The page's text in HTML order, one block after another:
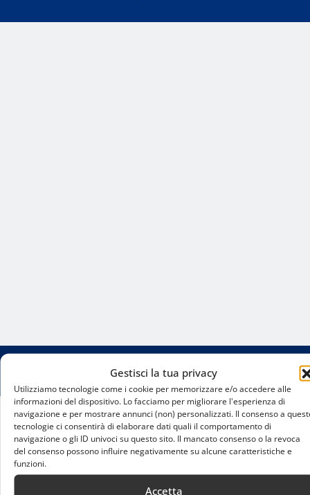
Gestisci la tua privacy
Utilizziamo tecnologie come i cookie per memorizzare e/o accedere alle
informazioni del dispositivo. Lo facciamo per migliorare l'esperienza di
navigazione e per mostrare annunci (non) personalizzati. Il consenso a
tecnologie ci consentirà di elaborare dati quali il comportamento di
navigazione o gli ID univoci su questo sito. Il mancato consenso o la revoca
del consenso possono influire negativamente su alcune caratteristiche e
funzioni.
Accetta
Home
Arena Civica, il Comune di Milano cerca uno
sponsor per rifare la pista di atletica